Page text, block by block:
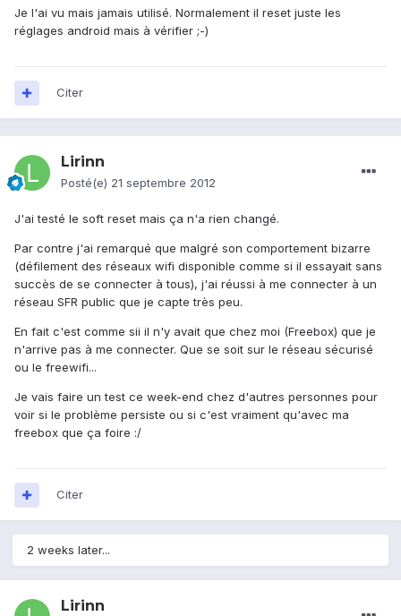
Je l'ai vu mais jamais utilisé. Normalement il reset juste les
réglages android mais à vérifier ;-)
Citer
Lirinn
Posté(e) 21 septembre 2012
J'ai testé le soft reset mais ça n'a rien changé.
Par contre j'ai remarqué que malgré son comportement bizarre
(défilement des réseaux wifi disponible comme si il essayait sans
succès de se connecter à tous), j'ai réussi à me connecter à un
réseau SFR public que je capte très peu.
En fait c'est comme sii il n'y avait que chez moi (Freebox) que je
n'arrive pas à me connecter. Que se soit sur le réseau sécurisé
ou le freewifi...
Je vais faire un test ce week-end chez d'autres personnes pour
voir si le problème persiste ou si c'est vraiment qu'avec ma
freebox que ça foire :/
Citer
2 weeks later...
Lirinn